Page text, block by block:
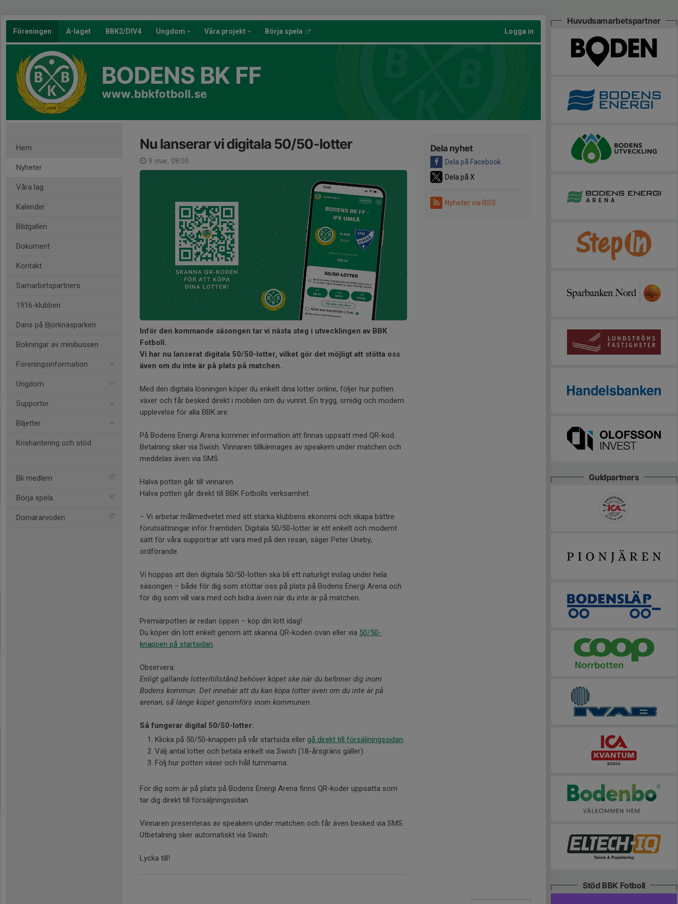
Föreningen A-laget BBK2/DIV4 Ungdom Våra projekt Börja spela Logga in
BODENS BK FF
www.bbkfotboll.se
Hem
Nyheter
Våra lag
Kalender
Bildgalleri
Dokument
Kontakt
Samarbetspartners
1916-klubben
Dans på Björknäsparken
Bokningar av minibussen
Föreningsinformation
Ungdom
Supporter
Biljetter
Krishantering och stöd
Bli medlem
Börja spela
Domararvoden
Dela nyhet
Dela på Facebook
Dela på X
Nyheter via RSS
Nu lanserar vi digitala 50/50-lotter
9 mar, 08:00
Inför den kommande säsongen tar vi nästa steg i utvecklingen av BBK
Fotboll.
Vi har nu lanserat digitala 50/50-lotter, vilket gör det möjligt att stötta oss
även om du inte är på plats på matchen.
Med den digitala lösningen köper du enkelt dina lotter online, följer hur potten
växer och får besked direkt i mobilen om du vunnit. En trygg, smidig och modern
upplevelse för alla BBK:are.
På Bodens Energi Arena kommer information att finnas uppsatt med QR-kod.
Betalning sker via Swish. Vinnaren tillkännages av speakern under matchen och
meddelas även via SMS.
Halva potten går till vinnaren.
Halva potten går direkt till BBK Fotbolls verksamhet.
– Vi arbetar målmedvetet med att stärka klubbens ekonomi och skapa bättre
förutsättningar inför framtiden. Digitala 50/50-lotter är ett enkelt och modernt
sätt för våra supportrar att vara med på den resan, säger Peter Uneby,
ordförande.
Vi hoppas att den digitala 50/50-lotten ska bli ett naturligt inslag under hela
säsongen – både för dig som stöttar oss på plats på Bodens Energi Arena och
för dig som vill vara med och bidra även när du inte är på matchen.
Premiärpotten är redan öppen – köp din lott idag!
Du köper din lott enkelt genom att skanna QR-koden ovan eller via 50/50-
knappen på startsidan.
Observera:
Enligt gällande lotteritillstånd behöver köpet ske när du befinner dig inom
Bodens kommun. Det innebär att du kan köpa lotter även om du inte är på
arenan, så länge köpet genomförs inom kommunen.
Så fungerar digital 50/50-lotter:
Klicka på 50/50-knappen på vår startsida eller gå direkt till försäljningssidan.
Välj antal lotter och betala enkelt via Swish (18-årsgräns gäller).
Följ hur potten växer och håll tummarna.
För dig som är på plats på Bodens Energi Arena finns QR-koder uppsatta som
tar dig direkt till försäljningssidan.
Vinnaren presenteras av speakern under matchen och får även besked via SMS.
Utbetalning sker automatiskt via Swish.
Lycka till!
Huvudsamarbetspartner
Guldpartners
Stöd BBK Fotboll